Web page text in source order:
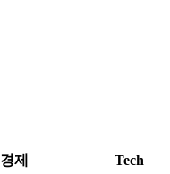
경제 Tech